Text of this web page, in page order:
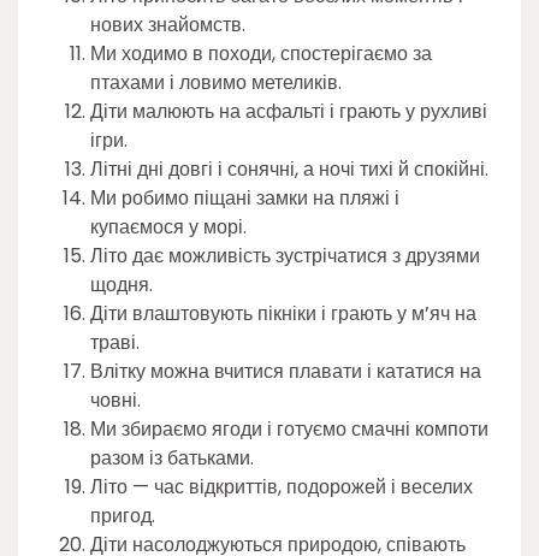
нових знайомств.
Ми ходимо в походи, спостерігаємо за
птахами і ловимо метеликів.
Діти малюють на асфальті і грають у рухливі
ігри.
Літні дні довгі і сонячні, а ночі тихі й спокійні.
Ми робимо піщані замки на пляжі і
купаємося у морі.
Літо дає можливість зустрічатися з друзями
щодня.
Діти влаштовують пікніки і грають у м’яч на
траві.
Влітку можна вчитися плавати і кататися на
човні.
Ми збираємо ягоди і готуємо смачні компоти
разом із батьками.
Літо — час відкриттів, подорожей і веселих
пригод.
Діти насолоджуються природою, співають